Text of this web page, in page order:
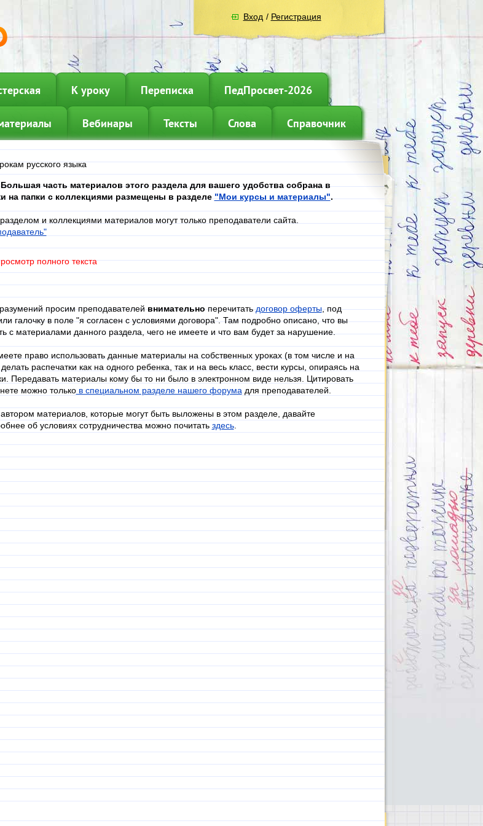
Вход / Регистрация
К уроку Переписка ПедПросвет-2026
Вебинары Тексты Слова Справочник
русского языка
часть материалов этого раздела для вашего удобства собрана в
на папки с коллекциями размещены в разделе"Мои курсы и материалы".
и коллекциями материалов могут только преподаватели сайта.
полного текста
просим преподавателейвнимательноперечитатьдоговор оферты, под
галочку в поле "я согласен с условиями договора". Там подробно описано, что вы
с материалами данного раздела, чего не имеете и что вам будет за нарушение.
право использовать данные материалы на собственных уроках (в том числе и на
распечатки как на одного ребенка, так и на весь класс, вести курсы, опираясь на
Передавать материалы кому бы то ни было в электронном виде нельзя. Цитировать
можно тольков специальном разделе нашего форума для преподавателей.
материалов, которые могут быть выложены в этом разделе, давайте
об условиях сотрудничества можно почитать здесь.